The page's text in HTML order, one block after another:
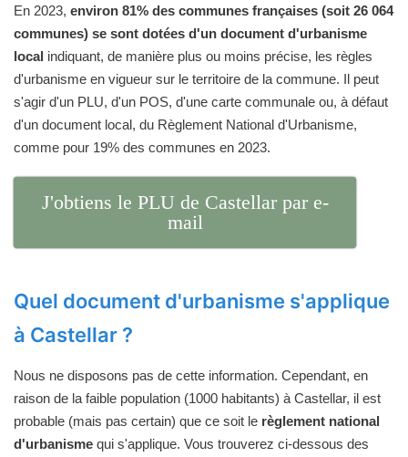
En 2023, environ 81% des communes françaises (soit 26 064
communes) se sont dotées d'un document d'urbanisme
local indiquant, de manière plus ou moins précise, les règles
d'urbanisme en vigueur sur le territoire de la commune. Il peut
s'agir d'un PLU, d'un POS, d'une carte communale ou, à défaut
d'un document local, du Règlement National d'Urbanisme,
comme pour 19% des communes en 2023.
J'obtiens le PLU de Castellar par e-
mail
Quel document d'urbanisme s'applique
à Castellar ?
Nous ne disposons pas de cette information. Cependant, en
raison de la faible population (1000 habitants) à Castellar, il est
probable (mais pas certain) que ce soit le règlement national
d'urbanisme qui s'applique. Vous trouverez ci-dessous des